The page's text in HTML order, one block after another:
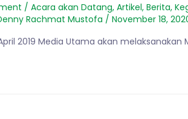
/Acara akan Datang,Artikel,Berita,
Rachmat Mustofa /November 18,
2019 Media Utama akan melaksanakan